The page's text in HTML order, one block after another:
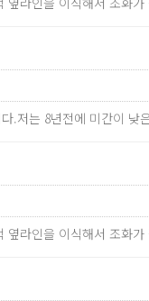
.저는 8년전에 미간이 낮
라인을 이식해서 조화